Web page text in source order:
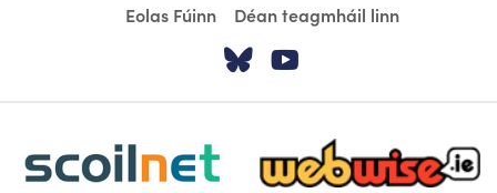
Eolas Fúinn Déan teagmháil linn
Tabhair cuairt ar
scoilnet-footer-logo3 webwise-logo-sticky